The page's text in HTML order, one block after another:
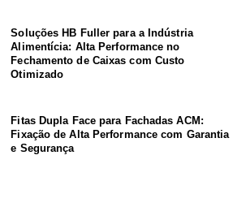
Soluções HB Fuller para a Indústria
Alimentícia: Alta Performance no
Fechamento de Caixas com Custo
Otimizado
Fitas Dupla Face para Fachadas ACM:
Fixação de Alta Performance com Garantia
e Segurança